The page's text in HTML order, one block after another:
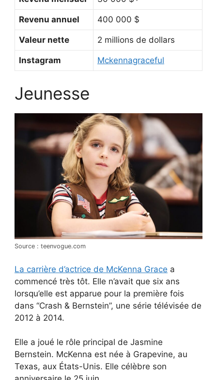
Revenu annuel 400 000 $
Valeur nette 2 millions de dollars
Instagram Mckennagraceful
Jeunesse
Source : teenvogue.com
La carrière d’actrice de McKenna Grace a
commencé très tôt. Elle n’avait que six ans
lorsqu’elle est apparue pour la première fois
dans “Crash & Bernstein”, une série télévisée de
2012 à 2014.
Elle a joué le rôle principal de Jasmine
Bernstein. McKenna est née à Grapevine, au
Texas, aux États-Unis. Elle célèbre son